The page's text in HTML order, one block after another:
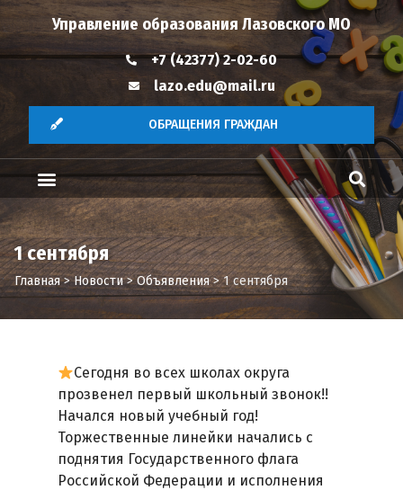
Управление образования Лазовского МО
+7 (42377) 2-02-60
lazo.edu@mail.ru
ОБРАЩЕНИЯ ГРАЖДАН
1 сентября
Главная>Новости>Объявления>1 сентября
Сегодня во всех школах округа
прозвенел первый школьный звонок!!
Начался новый учебный год!
Торжественные линейки начались с
поднятия Государственного флага
Российской Федерации и исполнения